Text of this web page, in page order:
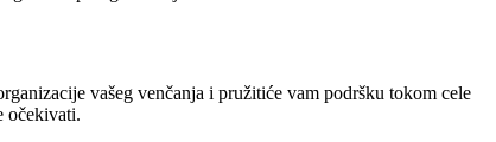
vašeg venčanja i pružitiće vam podršku tokom cele
očekivati.